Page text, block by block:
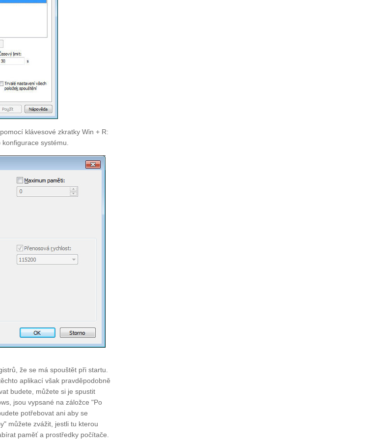
klávesové zkratky Win + R:
systému.
že se má spouštět při startu.
aplikací však pravděpodobně
budete, můžete si je spustit
jsou vypsané na záložce "Po
potřebovat ani aby se
můžete zvážit, jestli tu kterou
paměť a prostředky počítače.